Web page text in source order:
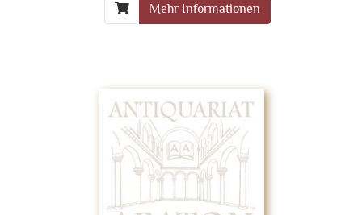
Mehr Informationen